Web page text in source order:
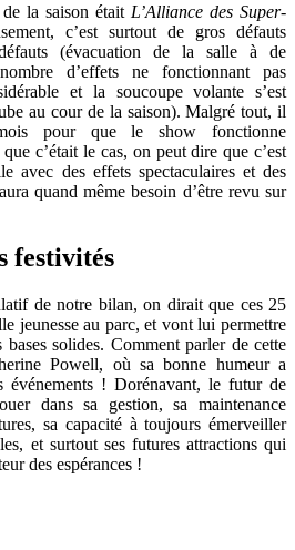
la saison était L’Alliance des Super-
c’est surtout de gros défauts
(évacuation de la salle à de
d’effets ne fonctionnant pas
et la soucoupe volante s’est
au cour de la saison). Malgré tout, il
pour que le show fonctionne
c’était le cas, on peut dire que c’est
avec des effets spectaculaires et des
quand même besoin d’être revu sur
festivités
de notre bilan, on dirait que ces 25
jeunesse au parc, et vont lui permettre
solides. Comment parler de cette
Powell, où sa bonne humeur a
événements ! Dorénavant, le futur de
dans sa gestion, sa maintenance
sa capacité à toujours émerveiller
et surtout ses futures attractions qui
des espérances !